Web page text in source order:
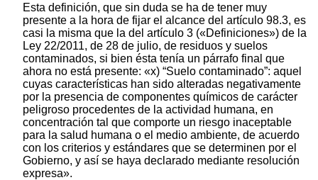
Esta definición, que sin duda se ha de tener muy
presente a la hora de fijar el alcance del artículo 98.3, es
casi la misma que la del artículo 3 («Definiciones») de la
Ley 22/2011, de 28 de julio, de residuos y suelos
contaminados, si bien ésta tenía un párrafo final que
ahora no está presente: «x) “Suelo contaminado”: aquel
cuyas características han sido alteradas negativamente
por la presencia de componentes químicos de carácter
peligroso procedentes de la actividad humana, en
concentración tal que comporte un riesgo inaceptable
para la salud humana o el medio ambiente, de acuerdo
con los criterios y estándares que se determinen por el
Gobierno, y así se haya declarado mediante resolución
expresa».